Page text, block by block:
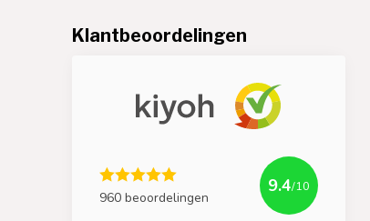
Klantbeoordelingen
960 beoordelingen
9.4/10